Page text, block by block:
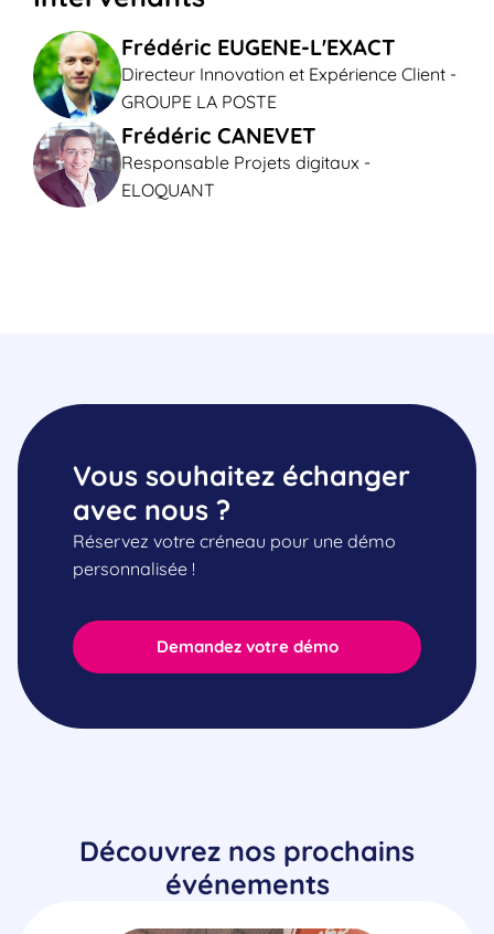
Frédéric EUGENE-L'EXACT
Directeur Innovation et Expérience Client -
GROUPE LA POSTE
Frédéric CANEVET
Responsable Projets digitaux -
ELOQUANT
Demandez votre démo
Vous souhaitez échanger
avec nous ?
Réservez votre créneau pour une démo
personnalisée !
Découvrez nos prochains
événements